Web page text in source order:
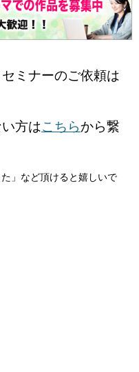
ミナーのご依頼は
方はこちらから繋
」など頂けると嬉しいで